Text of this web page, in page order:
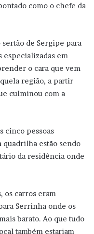
como o chefe da
de Sergipe para
especializadas em
o cara que vem
região, a partir
culminou com a
cinco pessoas
quadrilha estão sendo
da residência onde
os carros eram
Serrinha onde os
barato. Ao que tudo
também estariam